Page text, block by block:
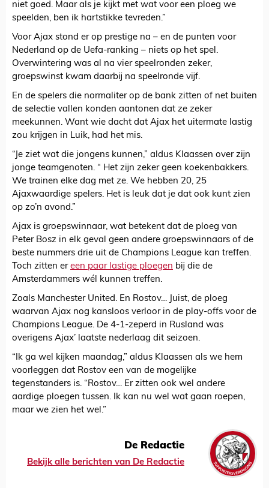
niet goed. Maar als je kijkt met wat voor een ploeg we
speelden, ben ik hartstikke tevreden.”
Voor Ajax stond er op prestige na – en de punten voor
Nederland op de Uefa-ranking – niets op het spel.
Overwintering was al na vier speelronden zeker,
groepswinst kwam daarbij na speelronde vijf.
En de spelers die normaliter op de bank zitten of net buiten
de selectie vallen konden aantonen dat ze zeker
meekunnen. Want wie dacht dat Ajax het uitermate lastig
zou krijgen in Luik, had het mis.
“Je ziet wat die jongens kunnen,” aldus Klaassen over zijn
jonge teamgenoten. “ Het zijn zeker geen koekenbakkers.
We trainen elke dag met ze. We hebben 20, 25
Ajaxwaardige spelers. Het is leuk dat je dat ook kunt zien
op zo’n avond.”
Ajax is groepswinnaar, wat betekent dat de ploeg van
Peter Bosz in elk geval geen andere groepswinnaars of de
beste nummers drie uit de Champions League kan treffen.
Toch zitten er een paar lastige ploegen bij die de
Amsterdammers wél kunnen treffen.
Zoals Manchester United. En Rostov… Juist, de ploeg
waarvan Ajax nog kansloos verloor in de play-offs voor de
Champions League. De 4-1-zeperd in Rusland was
overigens Ajax’ laatste nederlaag dit seizoen.
“Ik ga wel kijken maandag,” aldus Klaassen als we hem
voorleggen dat Rostov een van de mogelijke
tegenstanders is. “Rostov… Er zitten ook wel andere
aardige ploegen tussen. Ik kan nu wel wat gaan roepen,
maar we zien het wel.”
De Redactie
Bekijk alle berichten van De Redactie